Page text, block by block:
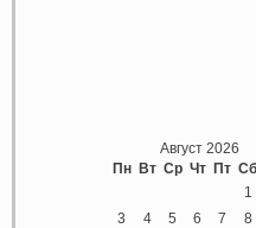
Август 2026
Пн Вт Ср Чт Пт Сб
1
3
4 5 6 7 8